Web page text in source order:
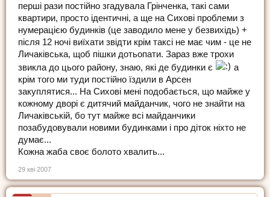
перші рази постійно згадувала Грінченка, такі сами
квартири, просто ідентичні, а ще на Сихові проблеми з
нумерацією будинків (це заводило мене у безвихідь) +
після 12 ночі виїхати звідти крім таксі не має чим - це не
Личаківська, щоб пішки дотьопати. Зараз вже трохи
звикла до цього району, знаю, які де будинки є
а
крім того ми туди постійно їздили в Арсен
закуплятися... На Сихові мені подобається, що майже у
кожному дворі є дитячий майданчик, чого не знайти на
Личаківській, бо тут майже всі майданчики
позабудовували новими будинками і про діток ніхто не
думає...
Кожна жаба своє болото хвалить...
29 кві 2007